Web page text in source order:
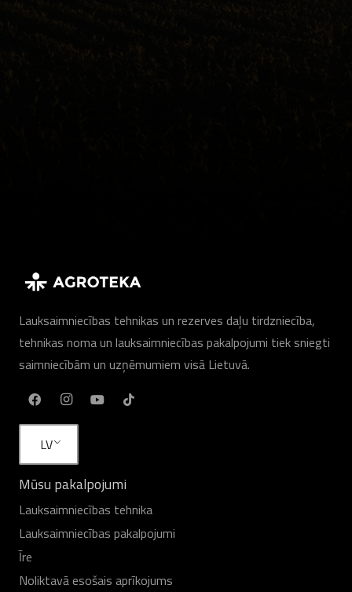
Lauksaimniecības tehnikas un rezerves daļu tirdzniecība,
tehnikas noma un lauksaimniecības pakalpojumi tiek sniegti
saimniecībām un uzņēmumiem visā Lietuvā.
LV
Mūsu pakalpojumi
Lauksaimniecības tehnika
Lauksaimniecības pakalpojumi
Īre
Noliktavā esošais aprīkojums